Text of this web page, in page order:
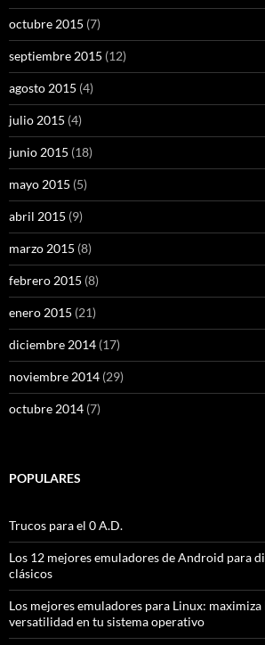
octubre 2015 (7)
septiembre 2015 (12)
agosto 2015 (4)
julio 2015 (4)
junio 2015 (18)
mayo 2015 (5)
abril 2015 (9)
marzo 2015 (8)
febrero 2015 (8)
enero 2015 (21)
diciembre 2014 (17)
noviembre 2014 (29)
octubre 2014 (7)
POPULARES
Trucos para el 0 A.D.
Los 12 mejores emuladores de Android para
clásicos
Los mejores emuladores para Linux:
versatilidad en tu sistema operativo